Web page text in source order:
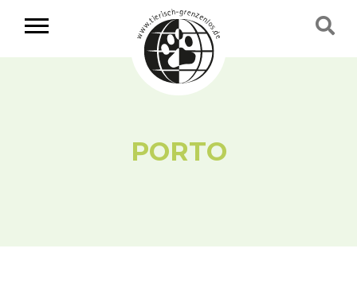
PORTO